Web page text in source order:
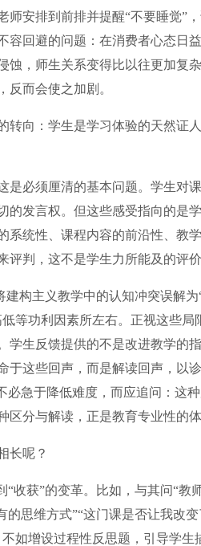
师安排到前排并提醒“不要睡觉”
容回避的问题：在消费者心态日
蚀，师生关系变得比以往更加复
反而会使之加剧。
向：学生是学习体验的天然证
必须厘清的基本问题。学生对
的发言权。但这些感受指向的是
系统性、课程内容的前沿性、教
判，这不是学生力所能及的评价
构主义教学中的认知冲突误解为
等功利因素所左右。正视这些局
学生反馈提供的不是改进教学的
于这些回声，而是解读回声，以
必急于降低难度，而应追问：这
分与解读，正是教育专业性的体
长呢？
获”的变革。比如，与其问“教
思维方式”“这门课是否让我改
如增设过程性反思题，引导学生